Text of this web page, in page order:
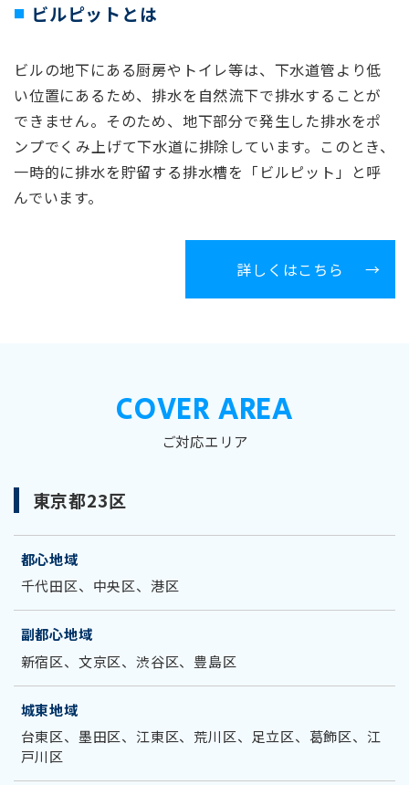
ビルピットとは
ビルの地下にある厨房やトイレ等は、下水道管より低
い位置にあるため、排水を自然流下で排水することが
できません。そのため、地下部分で発生した排水をポ
ンプでくみ上げて下水道に排除しています。このとき、
一時的に排水を貯留する排水槽を「ビルピット」と呼
んでいます。
詳しくはこちら
COVER AREA
ご対応エリア
東京都23区
都心地域
千代田区、中央区、港区
副都心地域
新宿区、文京区、渋谷区、豊島区
城東地域
台東区、墨田区、江東区、荒川区、足立区、葛飾区、江
戸川区